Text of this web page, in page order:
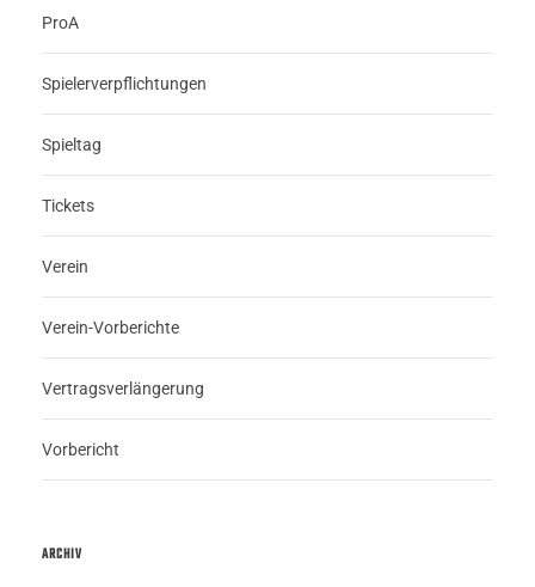
ProA
Spielerverpflichtungen
Spieltag
Tickets
Verein
Verein-Vorberichte
Vertragsverlängerung
Vorbericht
ARCHIV